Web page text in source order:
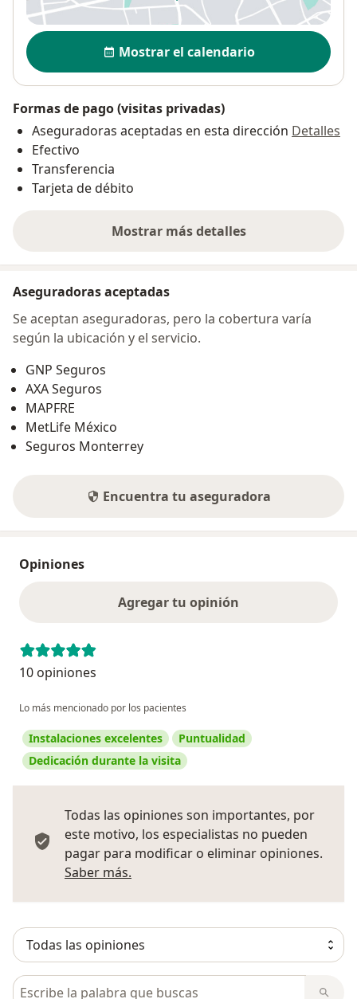
Disponibilidad
Mostrar el calendario
Formas de pago (visitas privadas)
Aseguradoras aceptadas en esta dirección Detalles
Efectivo
Transferencia
Tarjeta de débito
Mostrar más detalles
sobre la dirección
Aseguradoras aceptadas
Se aceptan aseguradoras, pero la cobertura varía
según la ubicación y el servicio.
GNP Seguros
AXA Seguros
MAPFRE
MetLife México
Seguros Monterrey
Encuentra tu aseguradora
Opiniones
Agregar tu opinión
10 opiniones
Lo más mencionado por los pacientes
Instalaciones excelentes
Puntualidad
Dedicación durante la visita
Todas las opiniones son importantes, por
este motivo, los especialistas no pueden
pagar para modificar o eliminar opiniones.
Saber más.
Busca en opiniones